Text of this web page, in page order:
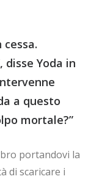
disse Yoda in
a questo
mortale?”
portandovi la
di scaricare i